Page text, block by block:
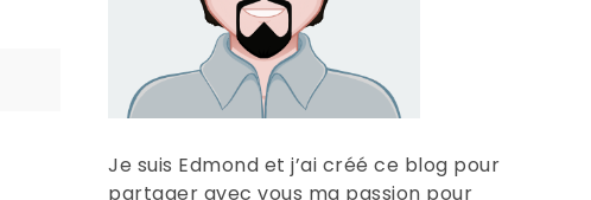
Je suis Edmond et j’ai créé ce blog pour
partager avec vous ma passion pour